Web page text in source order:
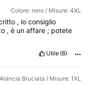
Colore: nero / Misure: 4XL
, lo consiglio
,è unaffare ; potete
Utile (8)
Bruciata / Misure: 1XL